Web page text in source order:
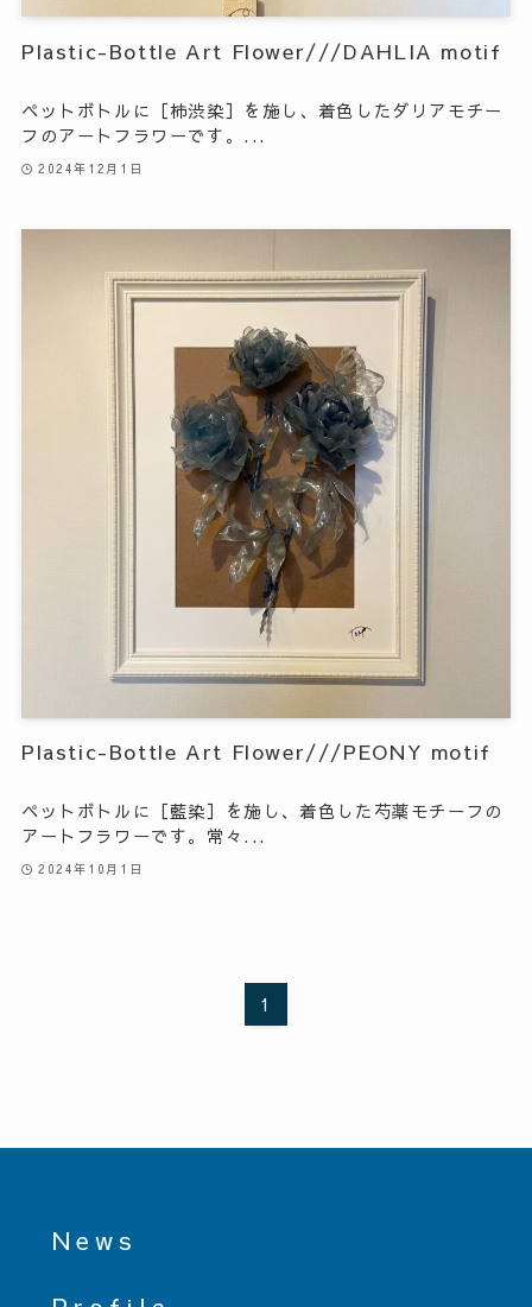
Plastic-Bottle Art Flower///DAHLIA motif
ペットボトルに［柿渋染］を施し、着色したダリアモチー
フのアートフラワーです。...
2024年12月1日
Plastic-Bottle Art Flower///PEONY motif
ペットボトルに［藍染］を施し、着色した芍薬モチーフの
アートフラワーです。常々...
2024年10月1日
1
News